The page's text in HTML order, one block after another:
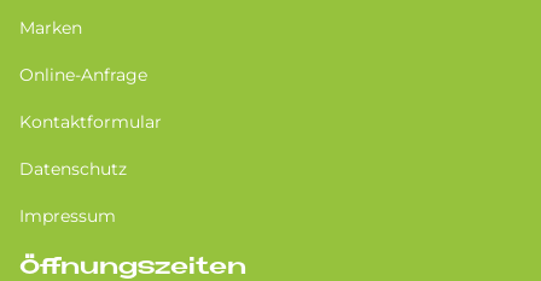
Marken
Online-Anfrage
Kontaktformular
Datenschutz
Impressum
Öffnungszeiten